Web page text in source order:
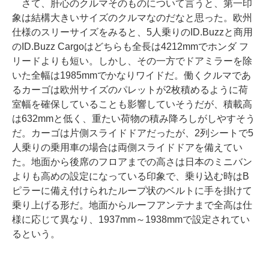
さて、肝心のクルマそのものについて言うと、第一印
象は結構大きいサイズのクルマなのだなと思った。欧州
仕様のスリーサイズをみると、5人乗りのID.Buzzと商用
のID.Buzz Cargoはどちらも全長は4212mmでホンダ フ
リードよりも短い。しかし、その一方でドアミラーを除
いた全幅は1985mmでかなりワイドだ。働くクルマであ
るカーゴは欧州サイズのパレットが2枚積めるように荷
室幅を確保していることも影響していそうだが、積載高
は632mmと低く、重たい荷物の積み降ろしがしやすそう
だ。カーゴは片側スライドドアだったが、2列シートで5
人乗りの乗用車の場合は両側スライドドアを備えてい
た。地面から後席のフロアまでの高さは日本のミニバン
よりも高めの設定になっている印象で、乗り込む時はB
ピラーに備え付けられたループ状のベルトに手を掛けて
乗り上げる形だ。地面からルーフアンテナまで全高は仕
様に応じて異なり、1937mm～1938mmで設定されてい
るという。